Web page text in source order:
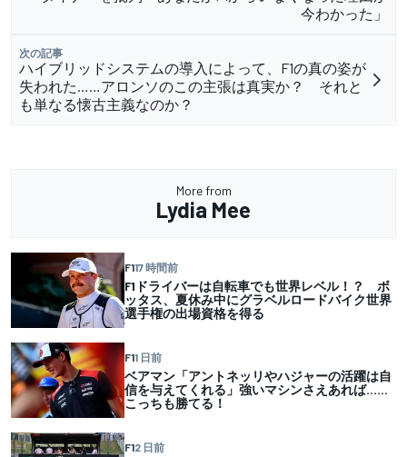
今わかった」
次の記事
ハイブリッドシステムの導入によって、F1の真の姿が
失われた……アロンソのこの主張は真実か？ それと
も単なる懐古主義なのか？
More from
Lydia Mee
F117 時間前
F1ドライバーは自転車でも世界レベル！？ ボ
ッタス、夏休み中にグラベルロードバイク世界
選手権の出場資格を得る
F11 日前
ベアマン「アントネッリやハジャーの活躍は自
信を与えてくれる」強いマシンさえあれば……
こっちも勝てる！
F12 日前